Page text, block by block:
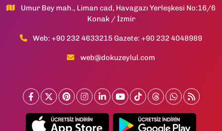
Umur Bey mah., Liman cad, Havagazı Yerleşkesi No:16/6
Konak / İzmir
Web: +90 232 4633215 Gazete: +90 232 4048989
web@dokuzeylul.com